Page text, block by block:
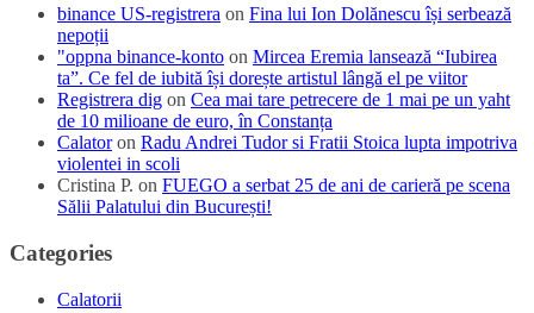
binance US-registrera on Fina lui Ion Dolănescu își serbează
nepoții
"oppna binance-konto on Mircea Eremia lansează “Iubirea
ta”. Ce fel de iubită își dorește artistul lângă el pe viitor
Registrera dig on Cea mai tare petrecere de 1 mai pe un yaht
de 10 milioane de euro, în Constanța
Calatoron Radu Andrei Tudor si Fratii Stoica lupta impotriva
violentei in scoli
Cristina P. on FUEGO a serbat 25 de ani de carieră pe scena
Sălii Palatului din București!
Categories
Calatorii